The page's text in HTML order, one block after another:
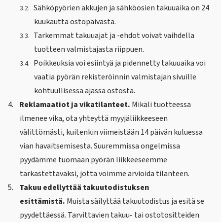
3.2. Sähköpyörien akkujen ja sähköosien takuuaika on 24
kuukautta ostopäivästä.
3.3. Tarkemmat takuuajat ja -ehdot voivat vaihdella
tuotteen valmistajasta riippuen.
3.4. Poikkeuksia voi esiintyä ja pidennetty takuuaika voi
vaatia pyörän rekisteröinnin valmistajan sivuille
kohtuullisessa ajassa ostosta.
4.
Reklamaatiot ja vikatilanteet. Mikäli tuotteessa
ilmenee vika, ota yhteyttä myyjäliikkeeseen
välittömästi, kuitenkin viimeistään 14 päivän kuluessa
vian havaitsemisesta. Suuremmissa ongelmissa
pyydämme tuomaan pyörän liikkeeseemme
tarkastettavaksi, jotta voimme arvioida tilanteen.
5.
Takuu edellyttää takuutodistuksen
esittämistä. Muista säilyttää takuutodistus ja esitä se
pyydettäessä. Tarvittavien takuu- tai ostotositteiden